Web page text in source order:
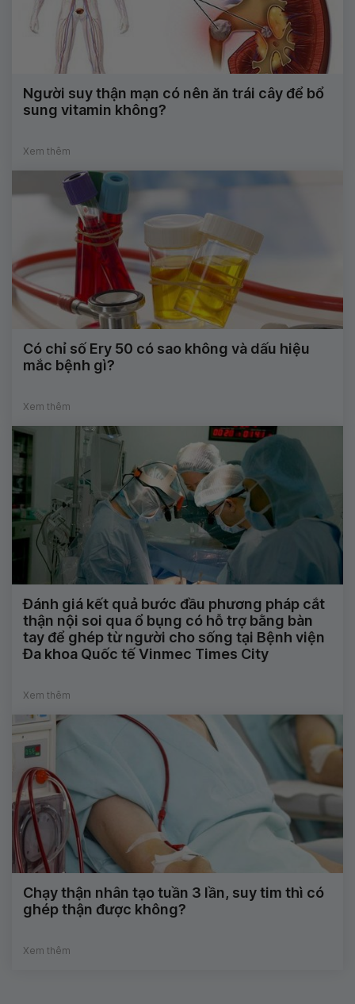
Người suy thận mạn có nên ăn trái cây để bổ
sung vitamin không?
Xem thêm
Có chỉ số Ery 50 có sao không và dấu hiệu
mắc bệnh gì?
Xem thêm
Đánh giá kết quả bước đầu phương pháp cắt
thận nội soi qua ổ bụng có hỗ trợ bằng bàn
tay để ghép từ người cho sống tại Bệnh viện
Đa khoa Quốc tế Vinmec Times City
Xem thêm
Chạy thận nhân tạo tuần 3 lần, suy tim thì có
ghép thận được không?
Xem thêm